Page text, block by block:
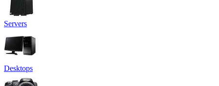
Servers
Desktops